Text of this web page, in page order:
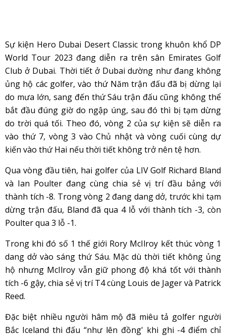
Sự kiện Hero Dubai Desert Classic trong khuôn khổ DP
World Tour 2023 đang diễn ra trên sân Emirates Golf
Club ở Dubai. Thời tiết ở Dubai dường như đang không
ủng hộ các golfer, vào thứ Năm trận đấu đã bị dừng lại
do mưa lớn, sang đến thứ Sáu trận đấu cũng không thể
bắt đầu đúng giờ do ngập úng, sau đó thì bị tạm dừng
do trời quá tối. Theo đó, vòng 2 của sự kiện sẽ diễn ra
vào thứ 7, vòng 3 vào Chủ nhật và vòng cuối cùng dự
kiến ​​​​vào thứ Hai nếu thời tiết không trở nên tệ hơn.
Qua vòng đầu tiên, hai golfer của LIV Golf Richard Bland
và Ian Poulter đang cùng chia sẻ vị trí đầu bảng với
thành tích -8. Trong vòng 2 đang dang dở, trước khi tạm
dừng trận đấu, Bland đã qua 4 lỗ với thành tích -3, còn
Poulter qua 3 lỗ -1.
Trong khi đó số 1 thế giới Rory McIlroy kết thúc vòng 1
dang dở vào sáng thứ Sáu. Mặc dù thời tiết không ủng
hộ nhưng McIlroy vẫn giữ phong độ khá tốt với thành
tích -6 gậy, chia sẻ vị trí T4 cùng Louis de Jager và Patrick
Reed.
Đặc biệt nhiều người hâm mộ đã miêu tả golfer người
Bắc Iceland thi đấu “như lên đồng' khi ghi -4 điểm chỉ